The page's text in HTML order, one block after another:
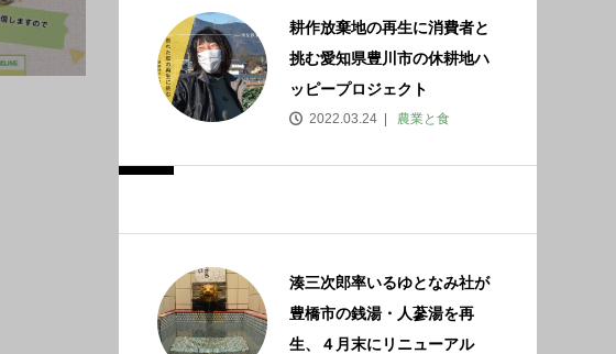
耕作放棄地の再生に消費者と
挑む愛知県豊川市の休耕地ハ
ッピープロジェクト
2022.03.24 農業と食
湊三次郎率いるゆとなみ社が
豊橋市の銭湯・人蔘湯を再
生、４月末にリニューアル